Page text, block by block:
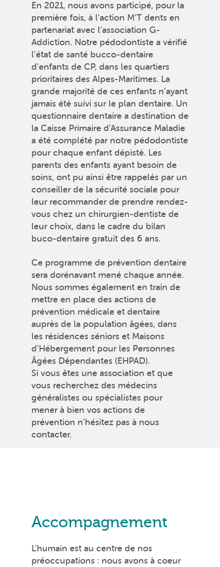
En 2021, nous avons participé, pour la
première fois, à l’action M’T dents en
partenariat avec l’association G-
Addiction. Notre pédodontiste a vérifié
l’état de santé bucco-dentaire
d’enfants de CP, dans les quartiers
prioritaires des Alpes-Maritimes. La
grande majorité de ces enfants n’ayant
jamais été suivi sur le plan dentaire. Un
questionnaire dentaire a destination de
la Caisse Primaire d’Assurance Maladie
a été complété par notre pédodontiste
pour chaque enfant dépisté. Les
parents des enfants ayant besoin de
soins, ont pu ainsi être rappelés par un
conseiller de la sécurité sociale pour
leur recommander de prendre rendez-
vous chez un chirurgien-dentiste de
leur choix, dans le cadre du bilan
buco-dentaire gratuit des 6 ans.
Ce programme de prévention dentaire
sera dorénavant mené chaque année.
Nous sommes également en train de
mettre en place des actions de
prévention médicale et dentaire
auprès de la population âgées, dans
les résidences séniors et Maisons
d’Hébergement pour les Personnes
Âgées Dépendantes (EHPAD).
Si vous êtes une association et que
vous recherchez des médecins
généralistes ou spécialistes pour
mener à bien vos actions de
prévention n’hésitez pas à nous
contacter.
Accompagnement
L’humain est au centre de nos
préoccupations : nous avons à coeur